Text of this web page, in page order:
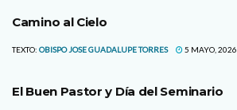
Camino al Cielo
TEXTO: OBISPO JOSE GUADALUPE TORRES 5 MAYO, 2026
El Buen Pastor y Día del Seminario